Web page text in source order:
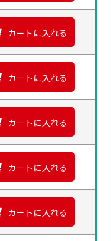
カートに入れる
カートに入れる
カートに入れる
カートに入れる
カートに入れる